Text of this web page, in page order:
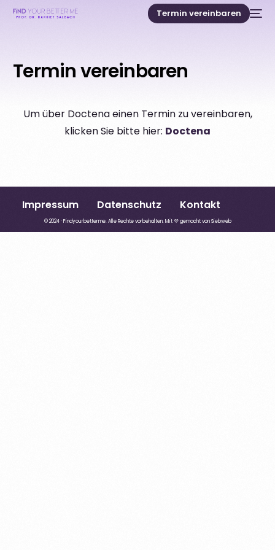
Termin vereinbaren
Termin vereinbaren
Um über Doctena einen Termin zu vereinbaren,
klicken Sie bitte hier: Doctena
Impressum Datenschutz Kontakt
© 2024 · Findyourbetterme. Alle Rechte vorbehalten. Mit 💜 gemacht vonSiebweb